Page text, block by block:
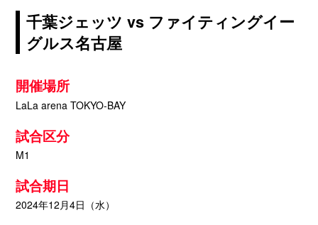
千葉ジェッツ vs ファイティングイー
グルス名古屋
開催場所
LaLa arena TOKYO-BAY
試合区分
M1
試合期日
2024年12月4日（水）